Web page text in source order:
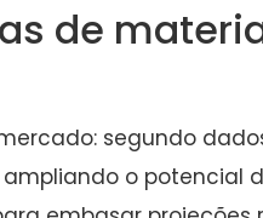
de
segundo
o potencial